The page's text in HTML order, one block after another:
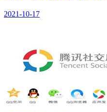
2021-10-17